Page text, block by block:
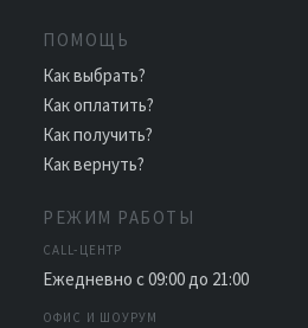
ПОМОЩЬ
Как выбрать?
Как оплатить?
Как получить?
Как вернуть?
РЕЖИМ РАБОТЫ
CALL-ЦЕНТР
Ежедневно с 09:00 до 21:00
ОФИС И ШОУРУМ